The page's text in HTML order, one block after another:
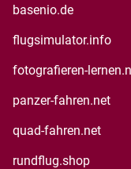
basenio.deöffnet in
flugsimulator.info
fotografieren-
panzer-fahren.net
quad-fahren.net
rundflug.shopöffnet